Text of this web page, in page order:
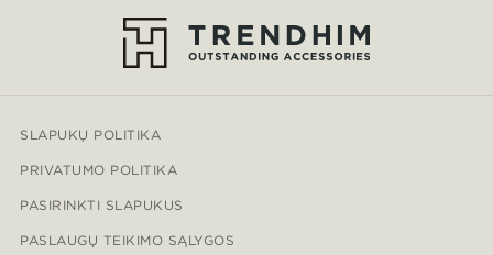
SLAPUKŲ POLITIKA
PRIVATUMO POLITIKA
PASIRINKTI SLAPUKUS
PASLAUGŲ TEIKIMO SĄLYGOS